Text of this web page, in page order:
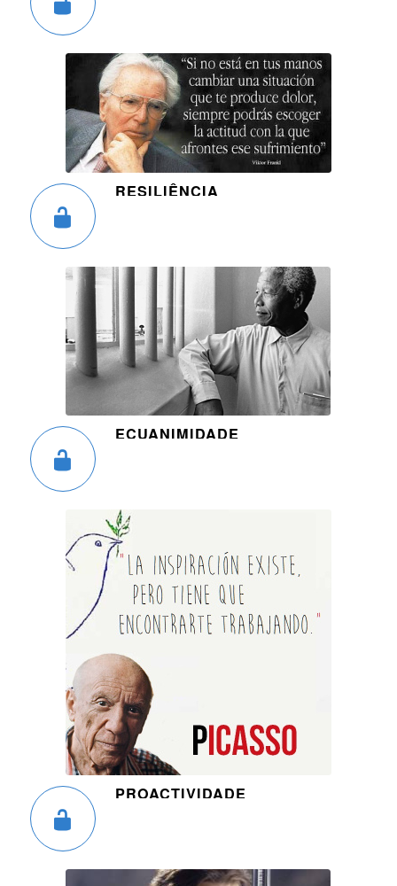
RESILIÊNCIA
ECUANIMIDADE
PROACTIVIDADE